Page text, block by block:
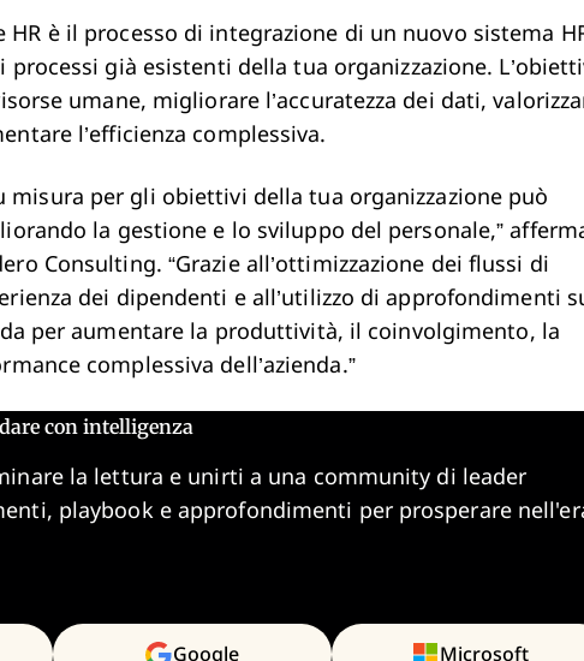
è il processo di integrazione di un nuovo sistema
processi già esistenti della tua organizzazione.
umane, migliorare l’accuratezza dei dati,
l’efficienza complessiva.
misura per gli obiettivi della tua organizzazione può
la gestione e lo sviluppo del personale,”
Consulting. “Grazie all’ottimizzazione dei flussi di
dei dipendenti e all’utilizzo di approfondimenti
per aumentare la produttività, il coinvolgimento, la
complessiva dell’azienda.”
con intelligenza
la lettura e unirti a una community di leader
playbook e approfondimenti per prosperare
Google Microsoft